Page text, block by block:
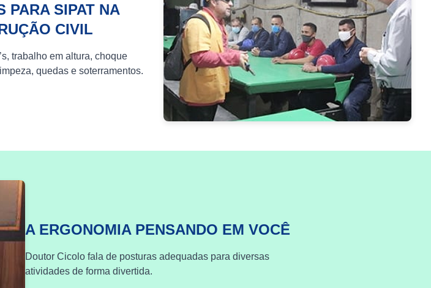
PARA SIPAT NA
CIVIL
trabalho em altura, choque
quedas e soterramentos.
A ERGONOMIA PENSANDO EM VOCÊ
Doutor Cicolo fala de posturas adequadas para diversas
atividades de forma divertida.